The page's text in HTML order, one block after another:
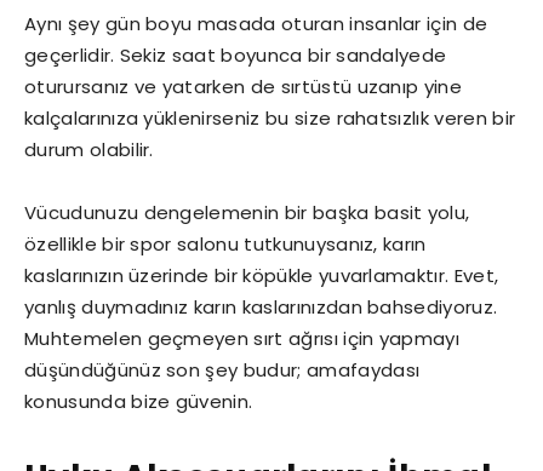
Aynı şey gün boyu masada oturan insanlar için de
geçerlidir. Sekiz saat boyunca bir sandalyede
oturursanız ve yatarken de sırtüstü uzanıp yine
kalçalarınıza yüklenirseniz bu size rahatsızlık veren bir
durum olabilir.
Vücudunuzu dengelemenin bir başka basit yolu,
özellikle bir spor salonu tutkunuysanız, karın
kaslarınızın üzerinde bir köpükle yuvarlamaktır. Evet,
yanlış duymadınız karın kaslarınızdan bahsediyoruz.
Muhtemelen geçmeyen sırt ağrısı için yapmayı
düşündüğünüz son şey budur; amafaydası
konusunda bize güvenin.